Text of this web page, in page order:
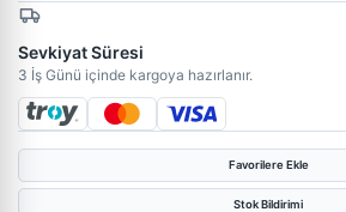
Sevkiyat Süresi
3 İş Günü içinde kargoya hazırlanır.
Favorilere Ekle
Stok Bildirimi